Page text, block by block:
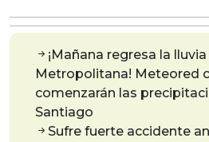
¡Mañana regresa la
Metropolitana! Meteored
comenzarán las
Santiago
Sufre fuerte accidente